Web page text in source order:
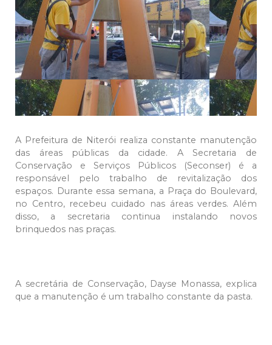
A Prefeitura de Niterói realiza constante manutenção
das áreas públicas da cidade. A Secretaria de
Conservação e Serviços Públicos (Seconser) é a
responsável pelo trabalho de revitalização dos
espaços. Durante essa semana, a Praça do Boulevard,
no Centro, recebeu cuidado nas áreas verdes. Além
disso, a secretaria continua instalando novos
brinquedos nas praças.
A secretária de Conservação, Dayse Monassa, explica
que a manutenção é um trabalho constante da pasta.